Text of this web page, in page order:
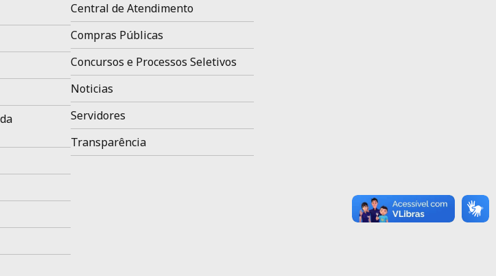
Central de Atendimento
Compras Públicas
Concursos e Processos Seletivos
Noticias
Servidores
Transparência